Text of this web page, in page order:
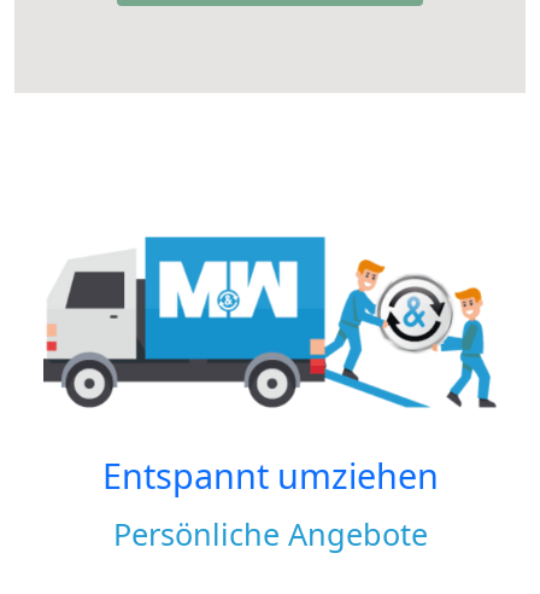
Entspannt umziehen
Persönliche Angebote